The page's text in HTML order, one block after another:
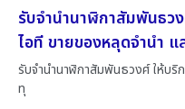
รับจำนำนาฬิกาสัมพันธว
ไอที ขายของหลุดจำนำ
รับจำนำนาฬิกาสัมพันธวงศ์ ให้บริ
ทุ